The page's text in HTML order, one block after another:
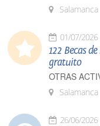
Salamanca
01/07/2026
122 Becas
gratuito
OTRAS
Salamanca
26/06/2026